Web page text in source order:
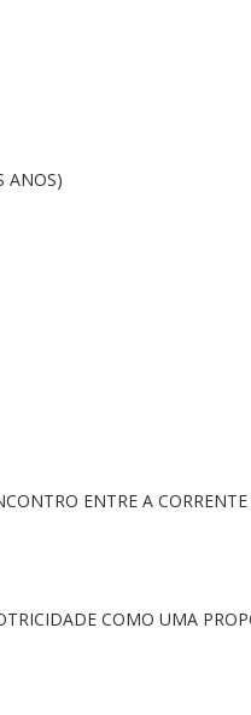
ANOS)
ENTRE A
COMO UMA